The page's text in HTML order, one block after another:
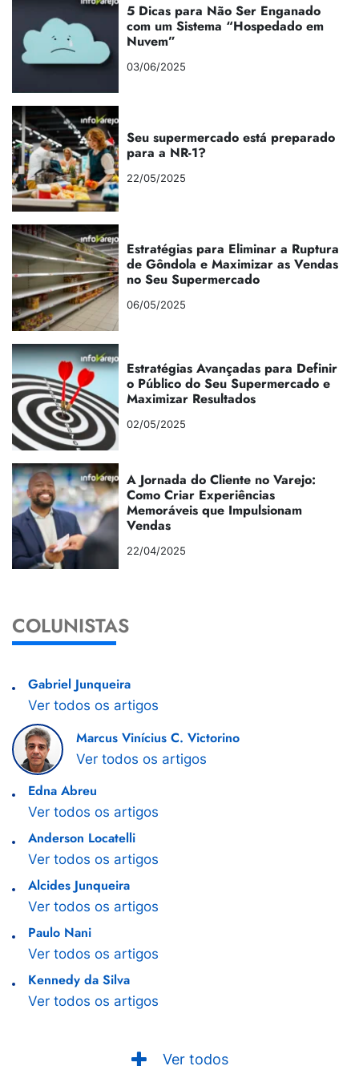
5 Dicas para Não Ser Enganado
com um Sistema “Hospedado em
Nuvem”
03/06/2025
Seu supermercado está preparado
para a NR-1?
22/05/2025
Estratégias para Eliminar a Ruptura
de Gôndola e Maximizar as Vendas
no Seu Supermercado
06/05/2025
Estratégias Avançadas para Definir
o Público do Seu Supermercado e
Maximizar Resultados
02/05/2025
A Jornada do Cliente no Varejo:
Como Criar Experiências
Memoráveis que Impulsionam
Vendas
22/04/2025
COLUNISTAS
Gabriel Junqueira
Ver todos os artigos
Marcus Vinícius C. Victorino
Ver todos os artigos
Edna Abreu
Ver todos os artigos
Anderson Locatelli
Ver todos os artigos
Alcides Junqueira
Ver todos os artigos
Paulo Nani
Ver todos os artigos
Kennedy da Silva
Ver todos os artigos
Ver todos